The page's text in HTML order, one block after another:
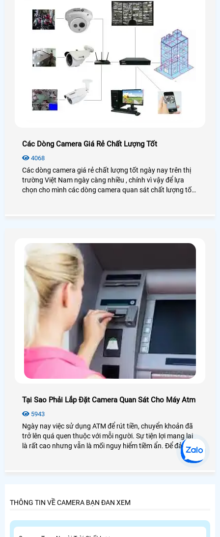
Các Dòng Camera Giá Rẻ Chất Lượng Tốt
4068
Các dòng camera giá rẻ chất lượng tốt ngày nay trên thị
trường Việt Nam ngày càng nhiều , chính vì vậy để lựa
chọn cho mình các dòng camera quan sát chất lượng tốt
Tại Sao Phải Lắp Đặt Camera Quan Sát Cho Máy Atm
5943
Ngày nay việc sử dụng ATM để rút tiền, chuyển khoản đã
trở lên quá quen thuộc với mỗi người. Sự tiện lợi mang lại
là rất cao nhưng vẫn là mối nguy hiểm tiềm ẩn. Để đảm
bảo an ninh, sự an toàn cho khách hàng, tiền bạc và đảm
THÔNG TIN VỀ CAMERA BẠN ĐAN XEM